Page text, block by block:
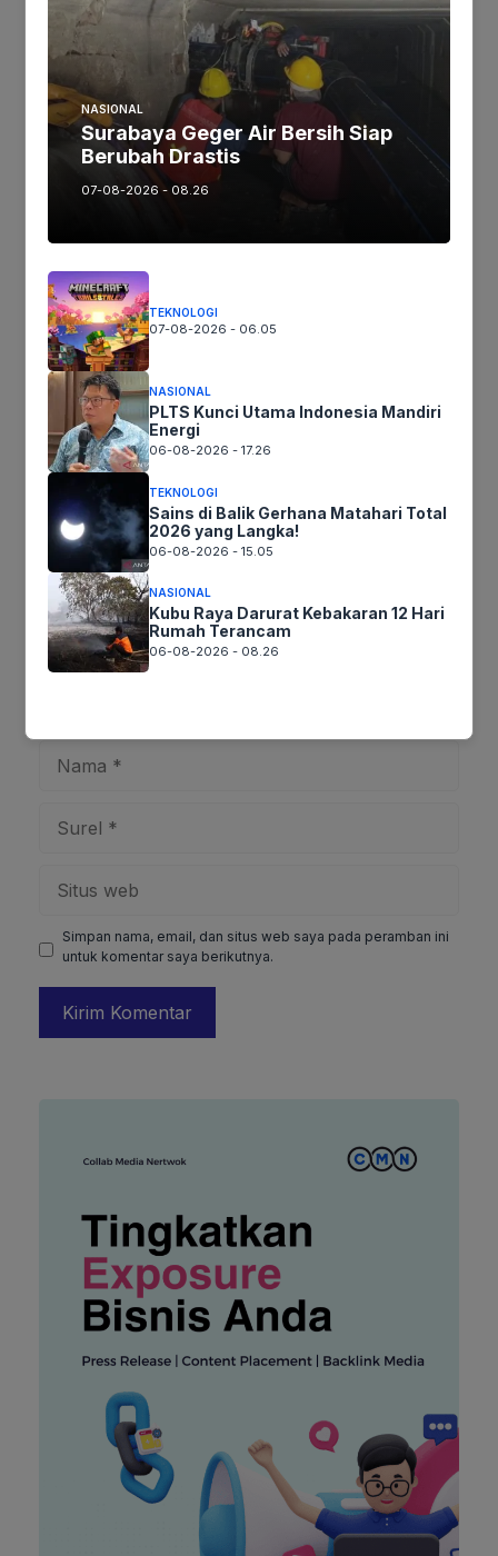
kewajiban pajak dapat ditunaikan dengan mudah
dan efisien.
Jika keberatan atau harus diedit baik
Artikel maupun foto Silahkan
Tags:
Ikuti kami :
Tinggalkan komentar
Komentar
Simpan nama, email, dan situs web saya pada peramban ini
untuk komentar saya berikutnya.
NASIONAL
Surabaya Geger Air Bersih Siap
Berubah Drastis
07-08-2026 - 08.26
TEKNOLOGI
07-08-2026 - 06.05
NASIONAL
PLTS Kunci Utama Indonesia Mandiri
Energi
06-08-2026 - 17.26
TEKNOLOGI
Sains di Balik Gerhana Matahari Total
2026 yang Langka!
06-08-2026 - 15.05
NASIONAL
Kubu Raya Darurat Kebakaran 12 Hari
Rumah Terancam
06-08-2026 - 08.26